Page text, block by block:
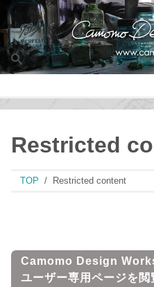
Restricted
TOP Restricted content
Camomo Design
ユーザー専用ページを閲